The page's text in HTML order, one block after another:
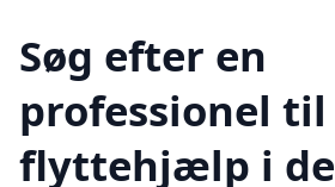
Søg efter en
professionel til
flyttehjælp i de